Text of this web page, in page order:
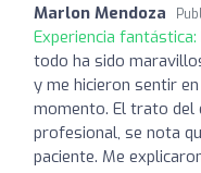
Marlon Mendoza
Experiencia fantástica:
todo ha sido
y me hicieron sentir
momento. El trato del
profesional, se nota
paciente. Me